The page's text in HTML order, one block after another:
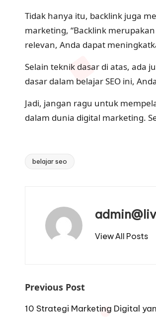
Tidak hanya itu, backlink juga
marketing, “Backlink
relevan, Anda dapat
Selain teknik dasar di atas, ada
dasar dalam belajar SEO ini,
Jadi, jangan ragu untuk
dalam dunia digital marketing.
Tags:
belajar seo
View All Posts
Post
navigation
Previous Post
10 Strategi Marketing Digital